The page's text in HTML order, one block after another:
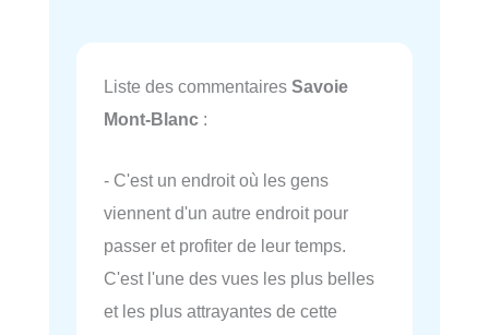
Liste des commentaires Savoie
Mont-Blanc :
- C'est un endroit où les gens
viennent d'un autre endroit pour
passer et profiter de leur temps.
C'est l'une des vues les plus belles
et les plus attrayantes de cette